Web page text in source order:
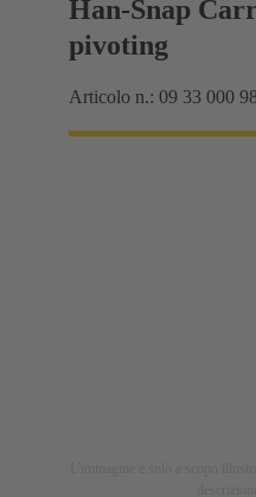
Han-Snap
pivoting
Articolo n.: 09 33 000